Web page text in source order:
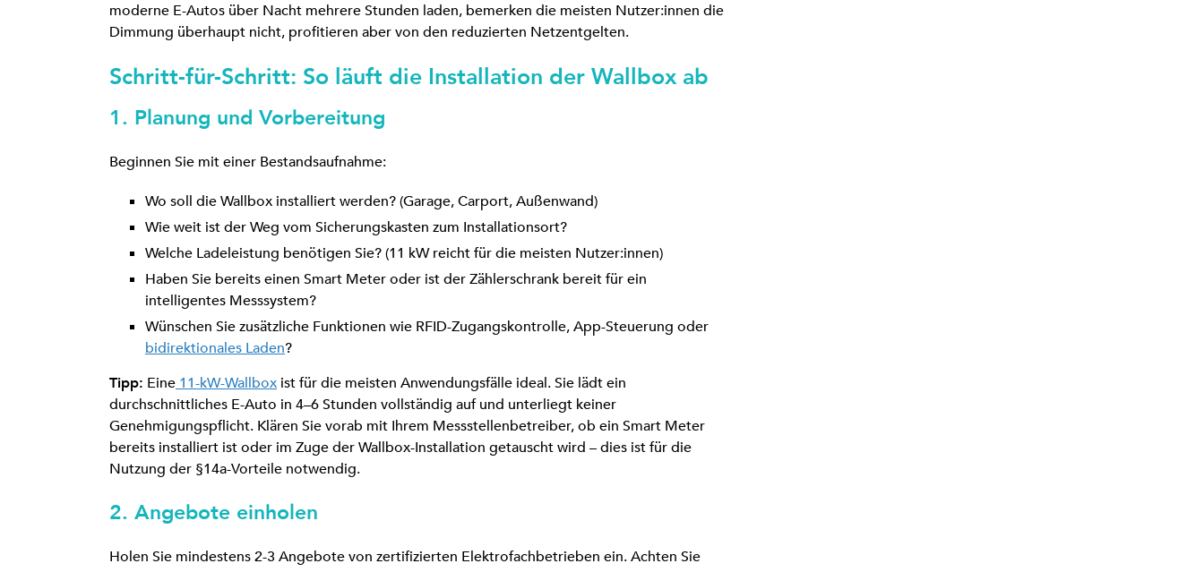
moderne E-Autos über Nacht mehrere Stunden laden, bemerken die meisten Nutzer:innen die
Dimmung überhaupt nicht, profitieren aber von den reduzierten Netzentgelten.
Schritt-für-Schritt: So läuft die Installation der Wallbox ab
1. Planung und Vorbereitung
Beginnen Sie mit einer Bestandsaufnahme:
Wo soll die Wallbox installiert werden? (Garage, Carport, Außenwand)
Wie weit ist der Weg vom Sicherungskasten zum Installationsort?
Welche Ladeleistung benötigen Sie? (11 kW reicht für die meisten Nutzer:innen)
Haben Sie bereits einen Smart Meter oder ist der Zählerschrank bereit für ein
intelligentes Messsystem?
Wünschen Sie zusätzliche Funktionen wie RFID-Zugangskontrolle, App-Steuerung oder
bidirektionales Laden?
Tipp: Eine 11-kW-Wallbox ist für die meisten Anwendungsfälle ideal. Sie lädt ein
durchschnittliches E-Auto in 4–6 Stunden vollständig auf und unterliegt keiner
Genehmigungspflicht. Klären Sie vorab mit Ihrem Messstellenbetreiber, ob ein Smart Meter
bereits installiert ist oder im Zuge der Wallbox-Installation getauscht wird – dies ist für die
Nutzung der §14a-Vorteile notwendig.
2. Angebote einholen
Holen Sie mindestens 2-3 Angebote von zertifizierten Elektrofachbetrieben ein. Achten Sie